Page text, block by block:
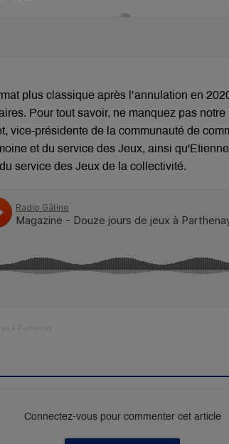
plus classique après l’annulation en
Pour tout savoir, ne manquez pas
vice-présidente de la communauté de
et du service des Jeux, ainsi qu'Etienne
service des Jeux de la collectivité.
à Parthenay
Connectez-vous pour commenter cet article